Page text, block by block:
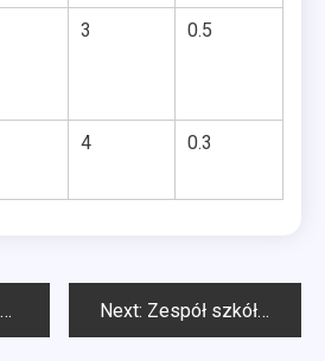
3 0.5
4 0.3
Next: Zespół szkół w Nigerii: Historia, Ewolucja gry, Przeszłe turnieje